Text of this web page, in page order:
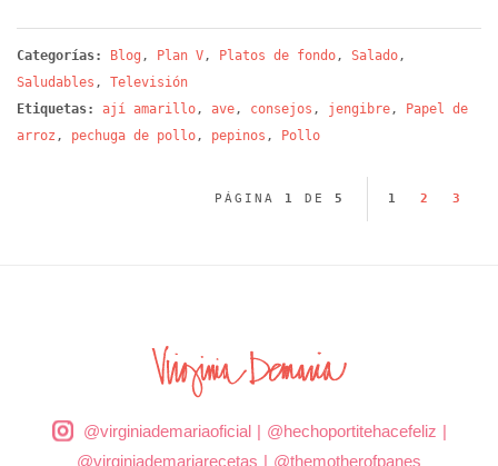
Categorías: Blog , Plan V, Platos de fondo, Salado,
Saludables , Televisión
Etiquetas:
ají amarillo, ave, consejos , jengibre,
Papel de
arroz , pechuga de pollo, pepinos , Pollo
1 2 3
PÁGINA 1 DE 5
@virginiademariaoficial| @hechoportitehacefeliz |
@virginiademariarecetas | @themotherofpanes